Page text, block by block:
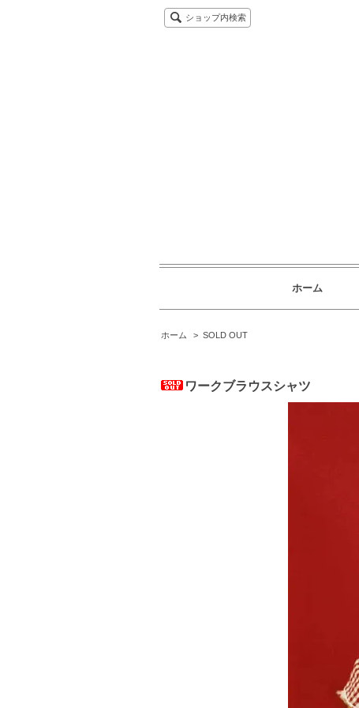
ショップ内検索
ホーム
ホーム > SOLD OUT
ワークブラウスシャツ